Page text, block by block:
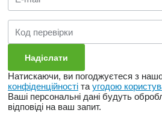
Натискаючи, ви погоджуєтеся з
конфіденційності та угодою
Ваші персональні дані будуть
відповіді на ваш запит.